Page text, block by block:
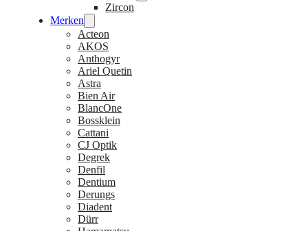
Zircon
Merken
Acteon
AKOS
Anthogyr
Ariel Quetin
Astra
Bien Air
BlancOne
Bossklein
Cattani
CJ Optik
Degrek
Denfil
Dentium
Derungs
Diadent
Dürr